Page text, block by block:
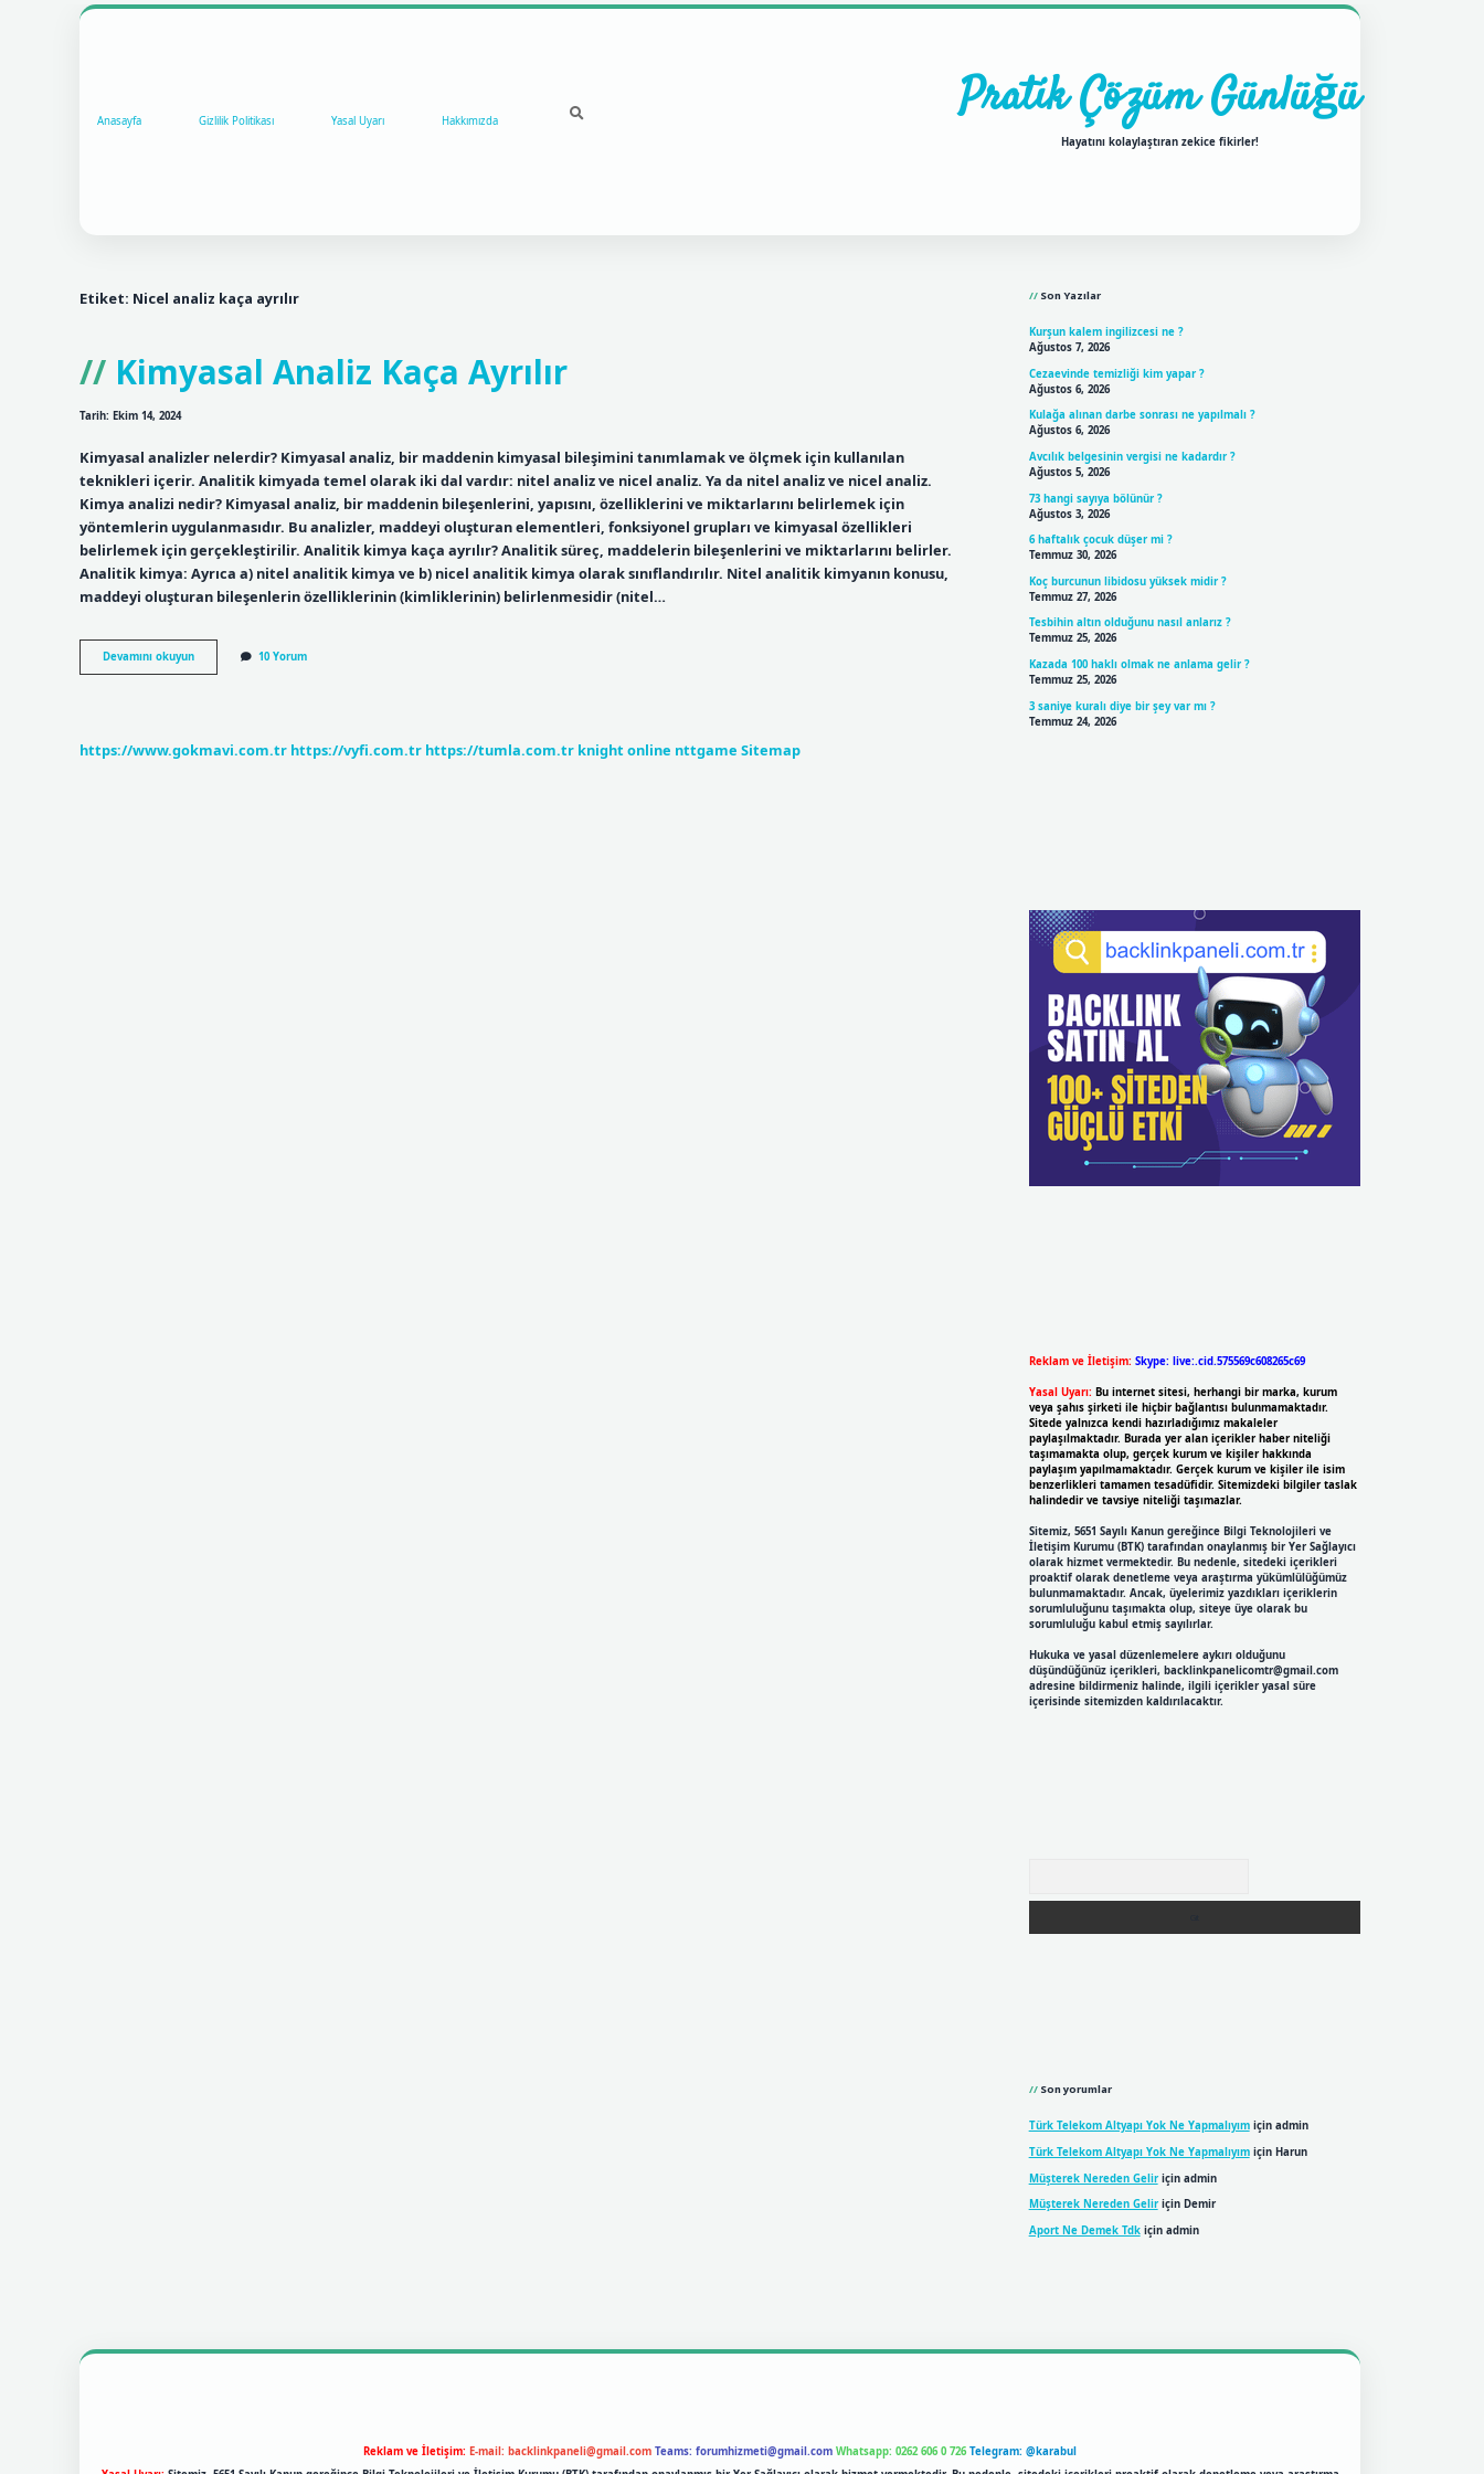
Anasayfa Gizlilik Politikası Yasal Uyarı Hakkımızda Pratik Çözüm Günlüğü
Hayatını kolaylaştıran zekice fikirler!
Etiket: Nicel analiz kaça ayrılır
Kimyasal Analiz Kaça Ayrılır
Tarih: Ekim 14, 2024
Kimyasal analizler nelerdir? Kimyasal analiz, bir maddenin kimyasal bileşimini tanımlamak ve ölçmek için kullanılan
teknikleri içerir. Analitik kimyada temel olarak iki dal vardır: nitel analiz ve nicel analiz. Ya da nitel analiz ve nicel analiz.
Kimya analizi nedir? Kimyasal analiz, bir maddenin bileşenlerini, yapısını, özelliklerini ve miktarlarını belirlemek için
yöntemlerin uygulanmasıdır. Bu analizler, maddeyi oluşturan elementleri, fonksiyonel grupları ve kimyasal özellikleri
belirlemek için gerçekleştirilir. Analitik kimya kaça ayrılır? Analitik süreç, maddelerin bileşenlerini ve miktarlarını belirler.
Analitik kimya: Ayrıca a) nitel analitik kimya ve b) nicel analitik kimya olarak sınıflandırılır. Nitel analitik kimyanın konusu,
maddeyi oluşturan bileşenlerin özelliklerinin (kimliklerinin) belirlenmesidir (nitel…
Devamını okuyunKimyasal
Analiz
10 Yorum
https://www.gokmavi.com.tr https://vyfi.com.tr https://tumla.com.tr knight online nttgame Sitemap
Son Yazılar
Kurşun kalem ingilizcesi ne ?
Ağustos 7, 2026
Cezaevinde temizliği kim yapar ?
Ağustos 6, 2026
Kulağa alınan darbe sonrası ne yapılmalı ?
Ağustos 6, 2026
Avcılık belgesinin vergisi ne kadardır ?
Ağustos 5, 2026
73 hangi sayıya bölünür ?
Ağustos 3, 2026
6 haftalık çocuk düşer mi ?
Temmuz 30, 2026
Koç burcunun libidosu yüksek midir ?
Temmuz 27, 2026
Tesbihin altın olduğunu nasıl anlarız ?
Temmuz 25, 2026
Kazada 100 haklı olmak ne anlama gelir ?
Temmuz 25, 2026
3 saniye kuralı diye bir şey var mı ?
Temmuz 24, 2026
Reklam ve İletişim: Skype: live:.cid.575569c608265c69
Yasal Uyarı: Bu internet sitesi, herhangi bir marka, kurum
veya şahıs şirketi ile hiçbir bağlantısı bulunmamaktadır.
Sitede yalnızca kendi hazırladığımız makaleler
paylaşılmaktadır. Burada yer alan içerikler haber niteliği
taşımamakta olup, gerçek kurum ve kişiler hakkında
paylaşım yapılmamaktadır. Gerçek kurum ve kişiler ile isim
benzerlikleri tamamen tesadüfidir. Sitemizdeki bilgiler taslak
halindedir ve tavsiye niteliği taşımazlar.
Sitemiz, 5651 Sayılı Kanun gereğince Bilgi Teknolojileri ve
İletişim Kurumu (BTK) tarafından onaylanmış bir Yer Sağlayıcı
olarak hizmet vermektedir. Bu nedenle, sitedeki içerikleri
proaktif olarak denetleme veya araştırma yükümlülüğümüz
bulunmamaktadır. Ancak, üyelerimiz yazdıkları içeriklerin
sorumluluğunu taşımakta olup, siteye üye olarak bu
sorumluluğu kabul etmiş sayılırlar.
Hukuka ve yasal düzenlemelere aykırı olduğunu
düşündüğünüz içerikleri, backlinkpanelicomtr@gmail.com
adresine bildirmeniz halinde, ilgili içerikler yasal süre
içerisinde sitemizden kaldırılacaktır.
Son yorumlar
Türk Telekom Altyapı Yok Ne Yapmalıyımiçin admin
Türk Telekom Altyapı Yok Ne Yapmalıyımiçin Harun
Müşterek Nereden Geliriçin admin
Müşterek Nereden Geliriçin Demir
Aport Ne Demek Tdkiçin admin
Reklam ve İletişim: E-mail: backlinkpaneli@gmail.com Teams: forumhizmeti@gmail.com Whatsapp: 0262 606 0 726 Telegram: @karabul